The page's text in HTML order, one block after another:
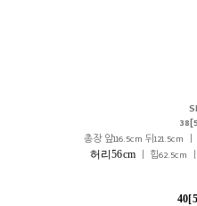
총장 앞116.5cm 뒤121.5cm
허리56cm ㅣ 힙62.5cm